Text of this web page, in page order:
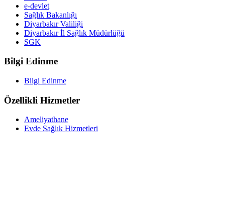
e-devlet
Sağlık Bakanlığı
Diyarbakır Valiliği
Diyarbakır İl Sağlık Müdürlüğü
SGK
Bilgi Edinme
Bilgi Edinme
Özellikli Hizmetler
Ameliyathane
Evde Sağlık Hizmetleri